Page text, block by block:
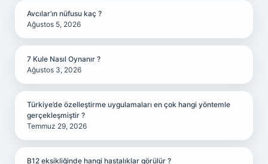
Avcılar’ın nüfusu kaç ?
Ağustos 5, 2026
7 Kule Nasıl Oynanır ?
Ağustos 3, 2026
Türkiye’de özelleştirme uygulamaları en çok hangi yöntemle
gerçekleşmiştir ?
Temmuz 29, 2026
B12 eksikliğinde hangi hastalıklar görülür ?